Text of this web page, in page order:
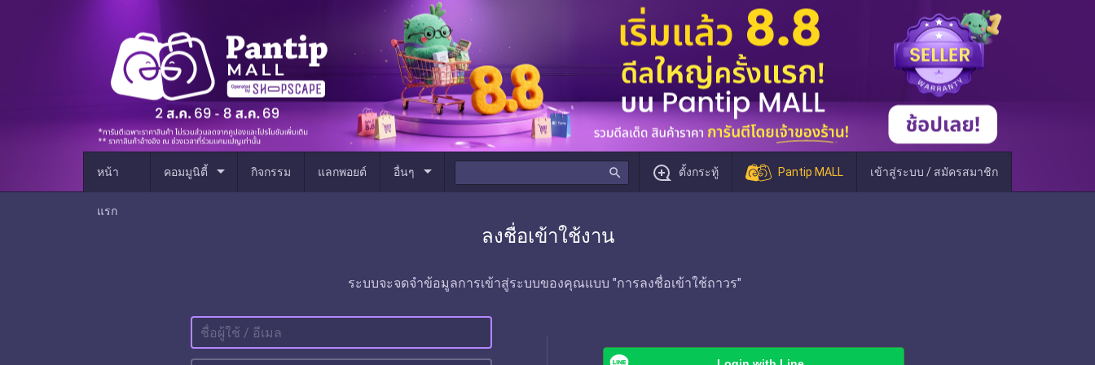
หน้า
แรก
คอมมูนิตี้ arrow_drop_down กิจกรรม แลกพอยต์ อื่นๆ arrow_drop_down search ตั้งกระทู้ Pantip MALL เข้าสู่ระบบ / สมัครสมาชิก
ลงชื่อเข้าใช้งาน
ระบบจะจดจำข้อมูลการเข้าสู่ระบบของคุณแบบ "การลงชื่อเข้าใช้ถาวร"